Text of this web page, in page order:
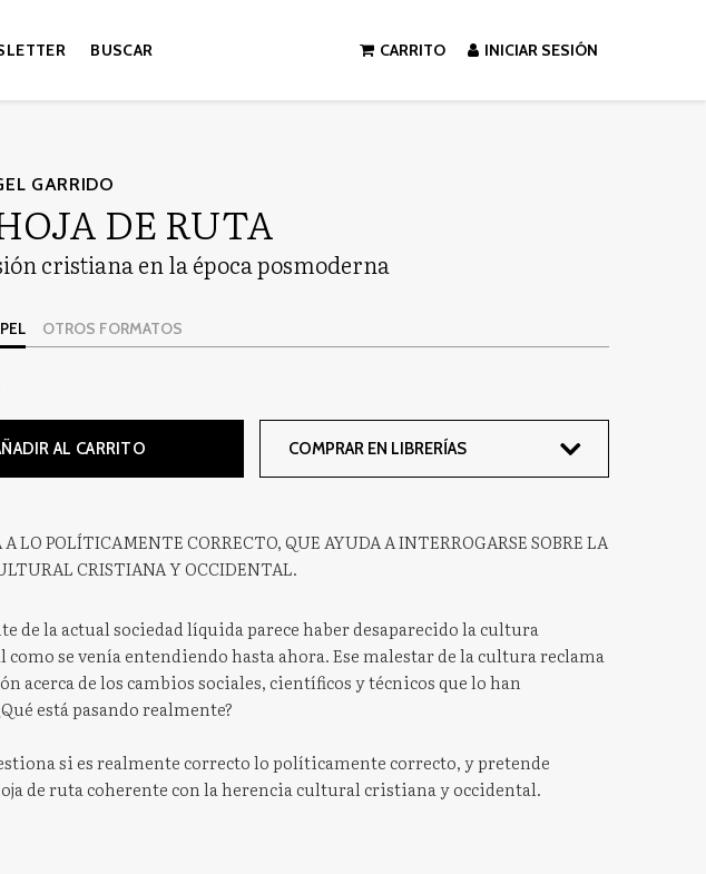
BUSCAR CARRITO INICIAR SESIÓN
GARRIDO
DE RUTA
cristiana en la época posmoderna
OTROS FORMATOS
AL CARRITO COMPRAR EN LIBRERÍAS
LO POLÍTICAMENTE CORRECTO, QUE AYUDA A INTERROGARSE SOBRE LA
CRISTIANA Y OCCIDENTAL.
de la actual sociedad líquida parece haber desaparecido la cultura
como se venía entendiendo hasta ahora. Ese malestar de la cultura reclama
acerca de los cambios sociales, científicos y técnicos que lo han
está pasando realmente?
si es realmente correcto lo políticamente correcto, y pretende
de ruta coherente con la herencia cultural cristiana y occidental.